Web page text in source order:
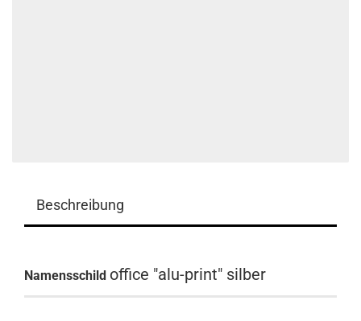
Beschreibung
Namensschild office "alu-print" silber